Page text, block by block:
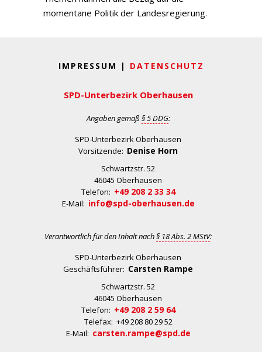
momentane Politik der Landesregierung.
IMPRESSUM | DATENSCHUTZ
SPD-Unterbezirk Oberhausen
Angaben gemäß § 5 DDG:
SPD-Unterbezirk Oberhausen
Vorsitzende: Denise Horn
Schwartzstr. 52
46045 Oberhausen
Telefon: +49 208 2 33 34
E-Mail: info@spd-oberhausen.de
Verantwortlich für den Inhalt nach§ 18 Abs. 2 MStV:
SPD-Unterbezirk Oberhausen
Geschäftsführer: Carsten Rampe
Schwartzstr. 52
46045 Oberhausen
Telefon: +49 208 2 59 64
Telefax: +49 208 80 29 52
E-Mail: carsten.rampe@spd.de